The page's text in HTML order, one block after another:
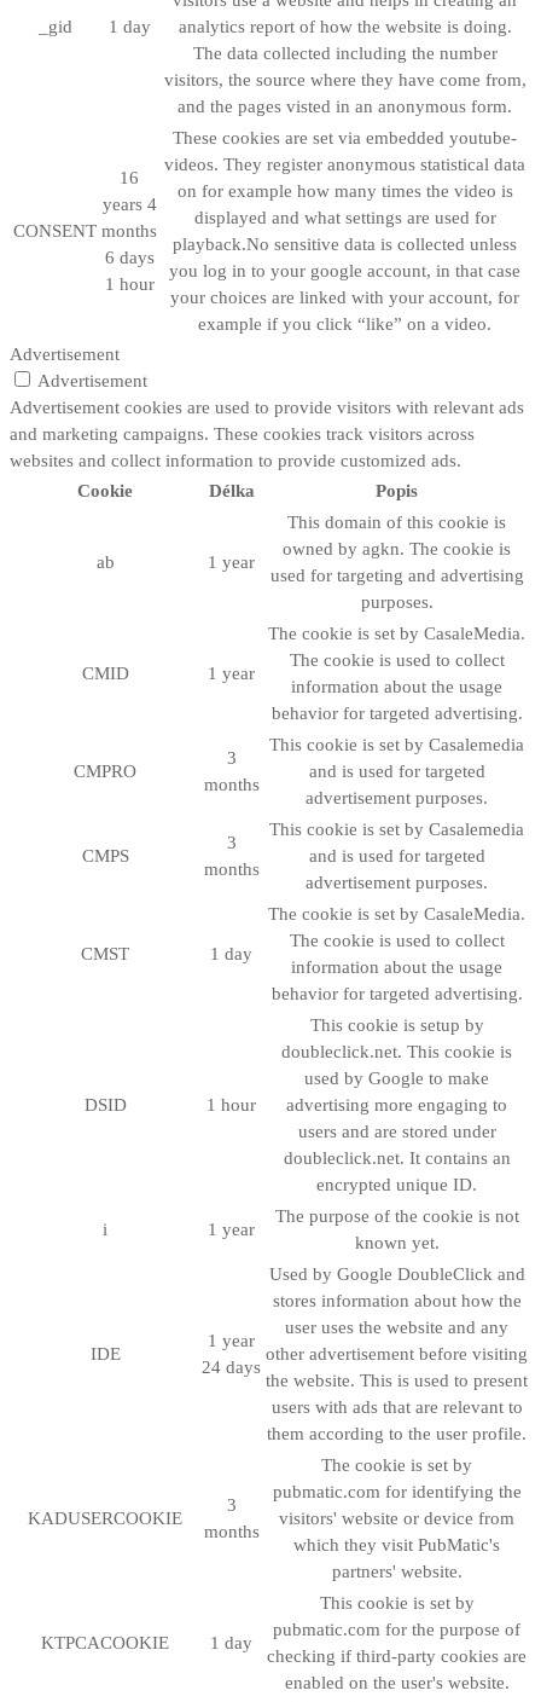
_gid 1 day
analytics report of how the website is doing.
The data collected including the number
visitors, the source where they have come from,
and the pages visted in an anonymous form.
CONSENT
16
years 4
months
6 days
1 hour
These cookies are set via embedded youtube-
videos. They register anonymous statistical data
on for example how many times the video is
displayed and what settings are used for
playback.No sensitive data is collected unless
you log in to your google account, in that case
your choices are linked with your account, for
example if you click “like” on a video.
Advertisement
Advertisement
Advertisement cookies are used to provide visitors with relevant ads
and marketing campaigns. These cookies track visitors across
websites and collect information to provide customized ads.
Cookie
Délka Popis
ab 1 year
This domain of this cookie is
owned by agkn. The cookie is
used for targeting and advertising
purposes.
CMID 1 year
The cookie is set by CasaleMedia.
The cookie is used to collect
information about the usage
behavior for targeted advertising.
CMPRO
3
months
This cookie is set by Casalemedia
and is used for targeted
advertisement purposes.
CMPS
3
months
This cookie is set by Casalemedia
and is used for targeted
advertisement purposes.
CMST 1 day
The cookie is set by CasaleMedia.
The cookie is used to collect
information about the usage
behavior for targeted advertising.
DSID 1 hour
This cookie is setup by
doubleclick.net. This cookie is
used by Google to make
advertising more engaging to
users and are stored under
doubleclick.net. It contains an
encrypted unique ID.
i 1 year
The purpose of the cookie is not
known yet.
IDE
1 year
24 days
Used by Google DoubleClick and
stores information about how the
user uses the website and any
other advertisement before visiting
the website. This is used to present
users with ads that are relevant to
them according to the user profile.
KADUSERCOOKIE
3
months
The cookie is set by
pubmatic.com for identifying the
visitors' website or device from
which they visit PubMatic's
partners' website.
KTPCACOOKIE 1 day
This cookie is set by
pubmatic.com for the purpose of
checking if third-party cookies are
enabled on the user's website.